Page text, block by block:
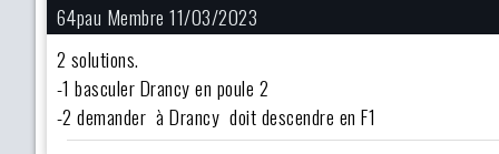
64pau Membre 11/03/2023
2 solutions.
-1 basculer Drancy en poule 2
-2 demander à Drancy doit descendre en F1